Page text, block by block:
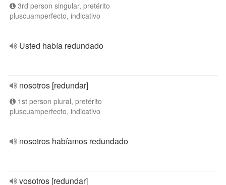
3rd person singular, pretérito
pluscuamperfecto, indicativo
Usted había redundado
nosotros [redundar]
1st person plural, pretérito
pluscuamperfecto, indicativo
nosotros habíamos redundado
vosotros [redundar]